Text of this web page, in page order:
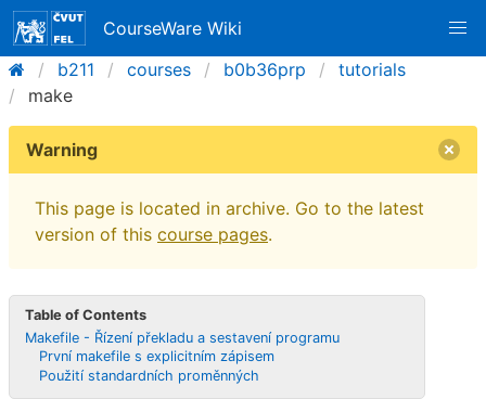
CourseWare Wiki
b211
courses b0b36prp
tutorials
make
Warning
This page is located in archive. Go to the latest
version of this course pages.
Table of Contents
Makefile - Řízení překladu a sestavení programu
První makefile s explicitním zápisem
Použití standardních proměnných